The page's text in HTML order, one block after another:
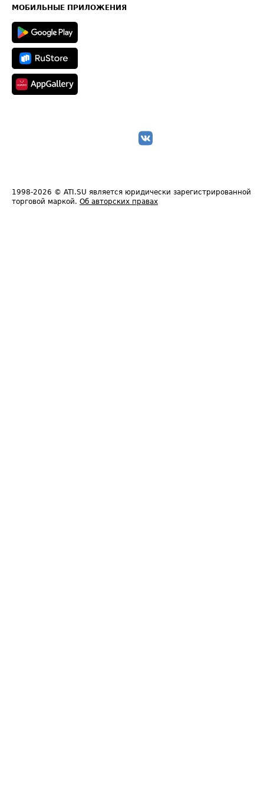
Техническая информация
МОБИЛЬНЫЕ ПРИЛОЖЕНИЯ
1998-2026 © ATI.SU является юридически зарегистрированной
торговой маркой. Об авторских правах